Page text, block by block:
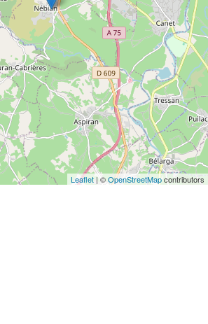
Leaflet | ©OpenStreetMapcontributors